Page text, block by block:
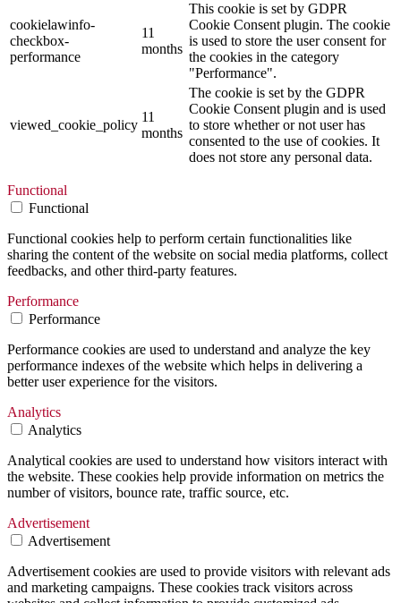
cookielawinfo-
checkbox-
performance
11
months
This cookie is set by GDPR
Cookie Consent plugin. The cookie
is used to store the user consent for
the cookies in the category
"Performance".
viewed_cookie_policy
11
months
The cookie is set by the GDPR
Cookie Consent plugin and is used
to store whether or not user has
consented to the use of cookies. It
does not store any personal data.
Functional
Functional
Functional cookies help to perform certain functionalities like
sharing the content of the website on social media platforms, collect
feedbacks, and other third-party features.
Performance
Performance
Performance cookies are used to understand and analyze the key
performance indexes of the website which helps in delivering a
better user experience for the visitors.
Analytics
Analytics
Analytical cookies are used to understand how visitors interact with
the website. These cookies help provide information on metrics the
number of visitors, bounce rate, traffic source, etc.
Advertisement
Advertisement
Advertisement cookies are used to provide visitors with relevant ads
and marketing campaigns. These cookies track visitors across